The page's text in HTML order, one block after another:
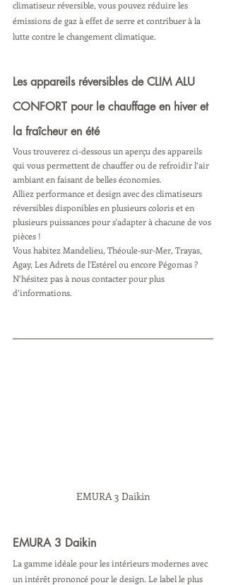
climatiseur réversible, vous pouvez réduire les
émissions de gaz à effet de serre et contribuer à la
lutte contre le changement climatique.
Les appareils réversibles de CLIM ALU
CONFORT pour le chauffage en hiver et
la fraîcheur en été
Vous trouverez ci-dessous un aperçu des appareils
qui vous permettent de chauffer ou de refroidir l’air
ambiant en faisant de belles économies.
Alliez performance et design avec des climatiseurs
réversibles disponibles en plusieurs coloris et en
plusieurs puissances pour s'adapter à chacune de vos
pièces !
Vous habitez Mandelieu, Théoule-sur-Mer, Trayas,
Agay, Les Adrets de l'Estérel ou encore Pégomas ?
N’hésitez pas à nous contacter pour plus
d’informations.
EMURA 3 Daikin
EMURA 3 Daikin
La gamme idéale pour les intérieurs modernes avec
un intérêt prononcé pour le design. Le label le plus